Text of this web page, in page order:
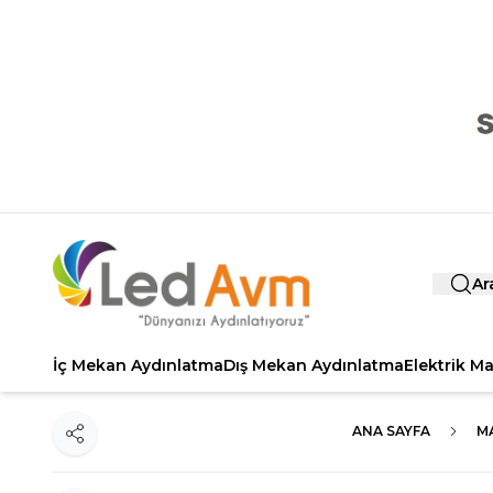
İç Mekan AydınlatmaDış Mekan AydınlatmaElektrik
ANA SAYFA
Paylaş